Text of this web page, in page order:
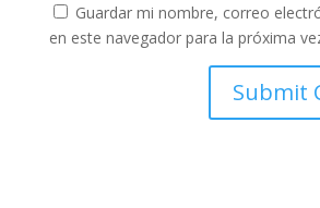
Guardar mi nombre, correo
en este navegador para la próxima